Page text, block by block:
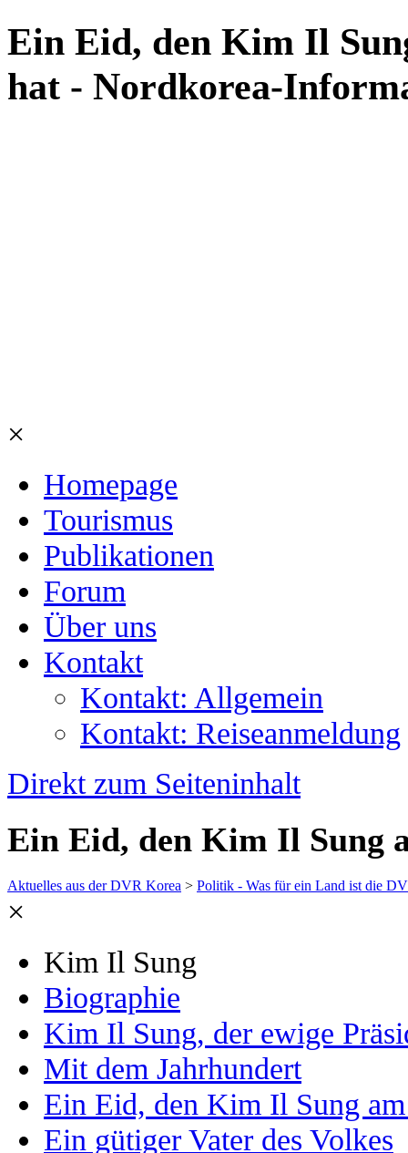
Ein Eid, den Kim Il
hat - Nordkorea-
×
Homepage
Tourismus
Publikationen
Forum
Über uns
Kontakt
Kontakt: Allgemein
Kontakt: Reiseanmeldung
Direkt zum Seiteninhalt
Ein Eid, den Kim Il Sung
Aktuelles aus der DVR Korea > Politik - Was für ein Land ist die
×
Kim Il Sung
Biographie
Kim Il Sung, der ewige
Mit dem Jahrhundert
Ein Eid, den Kim Il Sung
Ein gütiger Vater des Volkes